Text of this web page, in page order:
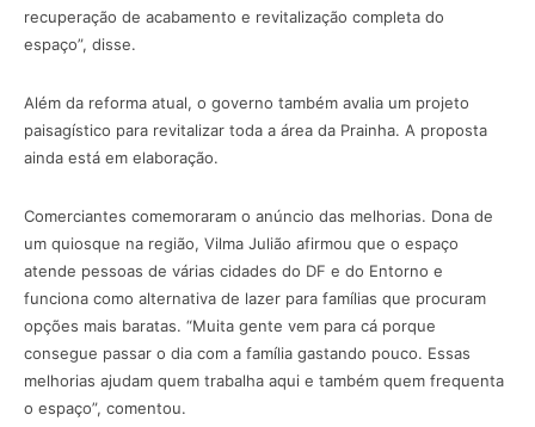
recuperação de acabamento e revitalização completa do
espaço”, disse.
Além da reforma atual, o governo também avalia um projeto
paisagístico para revitalizar toda a área da Prainha. A proposta
ainda está em elaboração.
Comerciantes comemoraram o anúncio das melhorias. Dona de
um quiosque na região, Vilma Julião afirmou que o espaço
atende pessoas de várias cidades do DF e do Entorno e
funciona como alternativa de lazer para famílias que procuram
opções mais baratas. “Muita gente vem para cá porque
consegue passar o dia com a família gastando pouco. Essas
melhorias ajudam quem trabalha aqui e também quem frequenta
o espaço”, comentou.